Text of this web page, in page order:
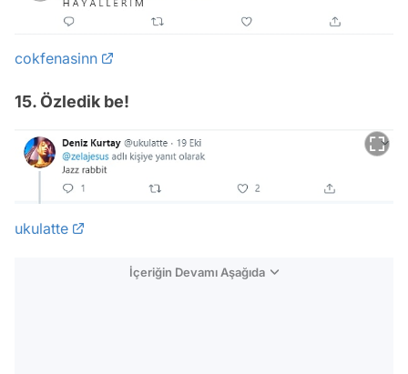
cokfenasinn
15. Özledik be!
ukulatte
İçeriğin Devamı Aşağıda